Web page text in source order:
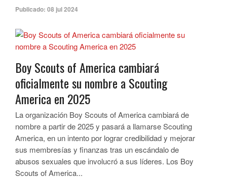
Publicado: 08 jul 2024
Boy Scouts of America cambiará
oficialmente su nombre a Scouting
America en 2025
La organización Boy Scouts of America cambiará de
nombre a partir de 2025 y pasará a llamarse Scouting
America, en un intento por lograr credibilidad y mejorar
sus membresías y finanzas tras un escándalo de
abusos sexuales que involucró a sus líderes. Los Boy
Scouts of America...